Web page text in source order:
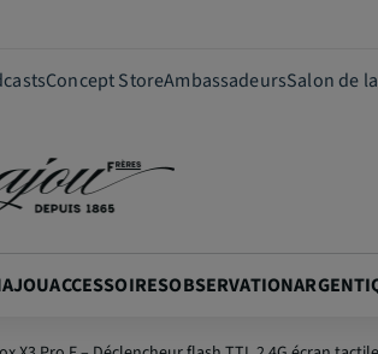
Concept StoreAmbassadeursSalon de
ACCESSOIRESOBSERVATION